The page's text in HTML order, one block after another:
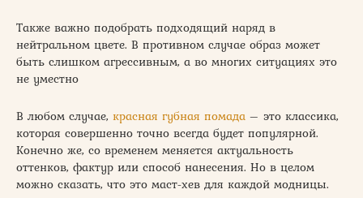
Также важно подобрать подходящий наряд в
нейтральном цвете. В противном случае образ может
быть слишком агрессивным, а во многих ситуациях это
не уместно
В любом случае, красная губная помада – это классика,
которая совершенно точно всегда будет популярной.
Конечно же, со временем меняется актуальность
оттенков, фактур или способ нанесения. Но в целом
можно сказать, что это маст-хев для каждой модницы.